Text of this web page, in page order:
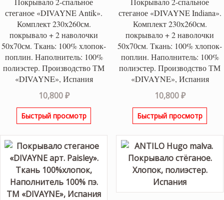
стеганое «DIVAYNE Antik».
Комплект 230х260см.
покрывало + 2 наволочки
50х70см. Ткань: 100% хлопок-
поплин. Наполнитель: 100%
полиэстер. Производство ТМ
«DIVAYNE», Испания
10,800₽
Быстрый просмотр
стеганое «DIVAYNE Indiana».
Комплект 230х260см.
покрывало + 2 наволочки
50х70см. Ткань: 100% хлопок-
поплин. Наполнитель: 100%
полиэстер. Производство ТМ
«DIVAYNE», Испания
10,800₽
Быстрый просмотр